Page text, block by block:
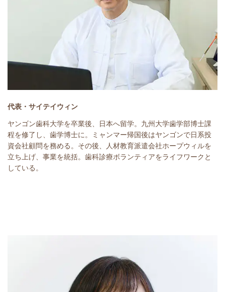
代表・サイテイウィン
ヤンゴン歯科大学を卒業後、日本へ留学。九州大学歯学部博士課
程を修了し、歯学博士に。ミャンマー帰国後はヤンゴンで日系投
資会社顧問を務める。その後、人材教育派遣会社ホープウィルを
立ち上げ、事業を統括。歯科診療ボランティアをライフワークと
している。